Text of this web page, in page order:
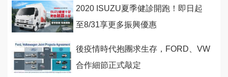
2020 ISUZU夏季健診開跑！即日起
至8/31享更多振興優惠
後疫情時代抱團求生存，FORD、VW
合作細節正式敲定